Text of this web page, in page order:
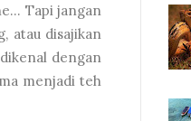
Tapi jangan
atau disajikan
dengan
menjadi teh